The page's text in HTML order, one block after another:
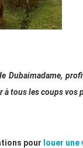
Dubaimadame,
tous les coups vos
pour louer une